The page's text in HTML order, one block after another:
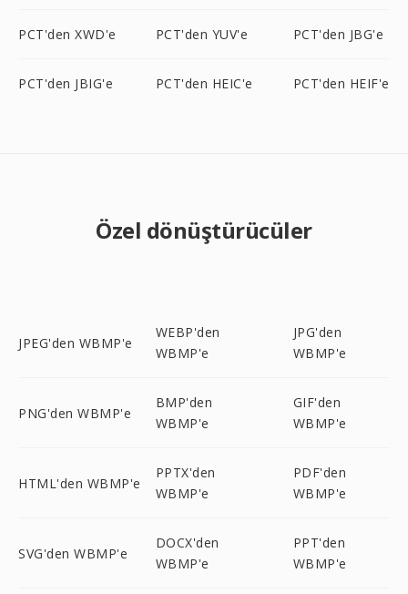
PCT'den XWD'e PCT'den YUV'e PCT'den JBG'e
PCT'den JBIG'e PCT'den HEIC'e PCT'den HEIF'e
Özel dönüştürücüler
JPEG'den WBMP'e
WEBP'den
WBMP'e
JPG'den
WBMP'e
PNG'den WBMP'e
BMP'den
WBMP'e
GIF'den
WBMP'e
HTML'den WBMP'e
PPTX'den
WBMP'e
PDF'den
WBMP'e
SVG'den WBMP'e
DOCX'den
WBMP'e
PPT'den
WBMP'e